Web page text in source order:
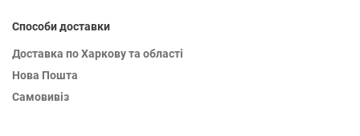
Способи доставки
Доставка по Харкову та області
Нова Пошта
Самовивіз